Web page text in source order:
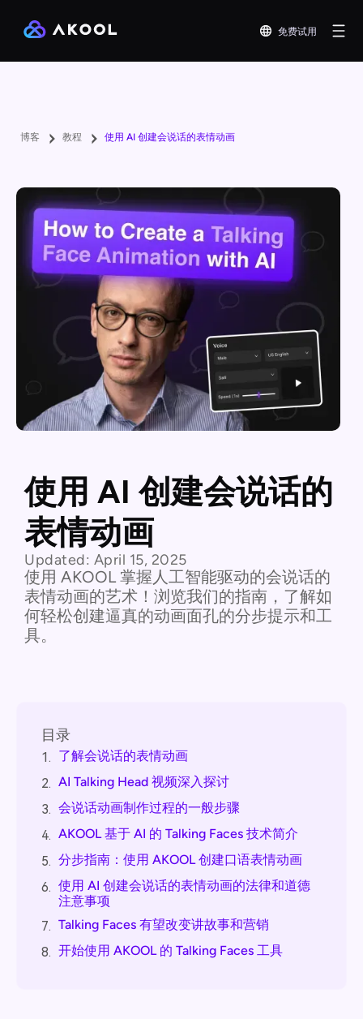
免费试用
博客 教程 使用 AI 创建会说话的表情动画
使用 AI 创建会说话的
表情动画
Updated: April 15, 2025
使用 AKOOL 掌握人工智能驱动的会说话的
表情动画的艺术！浏览我们的指南，了解如
何轻松创建逼真的动画面孔的分步提示和工
具。
目录
1. 了解会说话的表情动画
2. AI Talking Head 视频深入探讨
3. 会说话动画制作过程的一般步骤
4. AKOOL 基于 AI 的 Talking Faces 技术简介
5. 分步指南：使用 AKOOL 创建口语表情动画
6. 使用 AI 创建会说话的表情动画的法律和道德
注意事项
7. Talking Faces 有望改变讲故事和营销
8. 开始使用 AKOOL 的 Talking Faces 工具